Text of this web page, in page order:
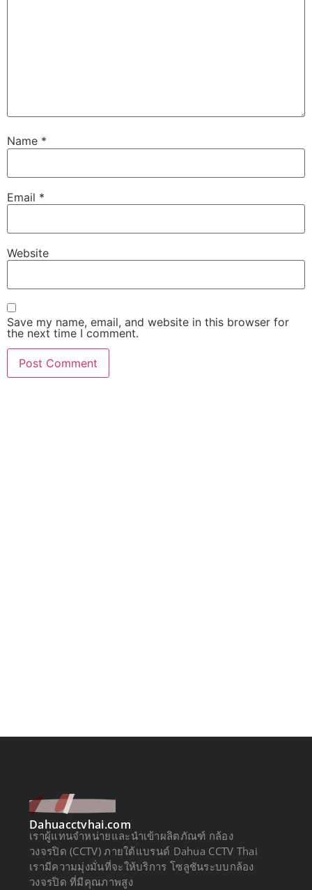
Name *
Email *
Website
Save my name, email, and website in this browser for
the next time I comment.
Dahuacctvhai.com
เราผู้แทนจำหน่ายและนำเข้าผลิตภัณฑ์ กล้อง
วงจรปิด (CCTV) ภายใต้แบรนด์ Dahua CCTV Thai
เรามีความมุ่งมั่นที่จะให้บริการ โซลูชันระบบกล้อง
วงจรปิด ที่มีคุณภาพสูง